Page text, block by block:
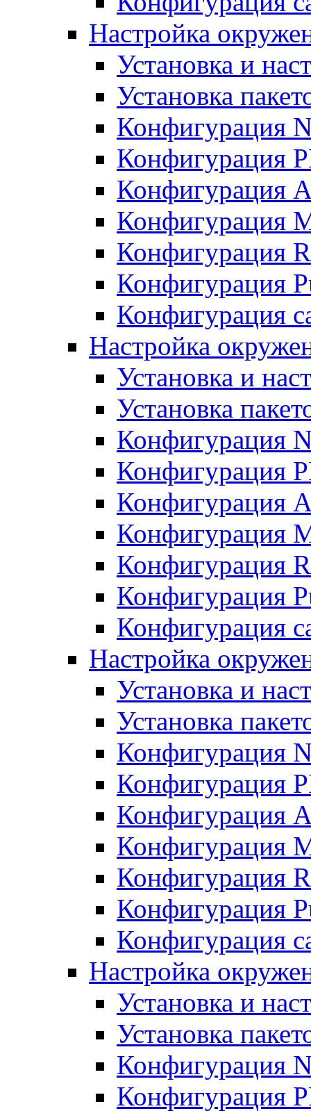
Настройка
Установка и
Установка
Конфигурация
Конфигурация
Конфигурация
Конфигурация
Конфигурация
Конфигурация
Конфигурация
Настройка
Установка и
Установка
Конфигурация
Конфигурация
Конфигурация
Конфигурация
Конфигурация
Конфигурация
Конфигурация
Настройка
Установка и
Установка
Конфигурация
Конфигурация
Конфигурация
Конфигурация
Конфигурация
Конфигурация
Конфигурация
Настройка
Установка и
Установка
Конфигурация
Конфигурация